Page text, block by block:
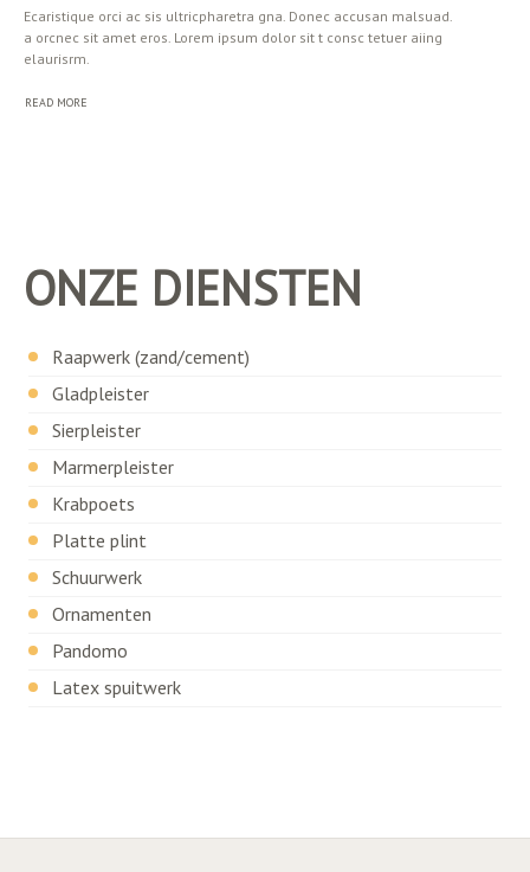
Ecaristique orci ac sis ultricpharetra gna. Donec accusan malsuad.
a orcnec sit amet eros. Lorem ipsum dolor sit t consc tetuer aiing
elaurisrm.
READ MORE
ONZE DIENSTEN
Raapwerk (zand/cement)
Gladpleister
Sierpleister
Marmerpleister
Krabpoets
Platte plint
Schuurwerk
Ornamenten
Pandomo
Latex spuitwerk